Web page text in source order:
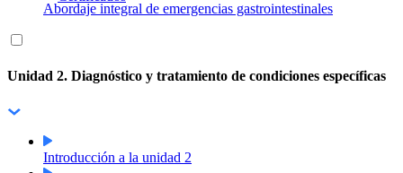
Abordaje integral de emergencias gastrointestinales
Unidad 2. Diagnóstico y tratamiento de condiciones específicas
Introducción a la unidad 2